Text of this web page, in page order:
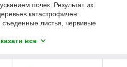
почек. Результат их
катастрофичен:
листья, червивые
позаботиться о защите сада.
нужно проводить как можно
все